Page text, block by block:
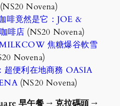
(NS20 Novena)
啡竟然是它：JOE &
啡店 (NS20 Novena)
焦糖爆谷軟雪
Novena)
超便利在地商務 OASIA
(NS20 Novena)
早午餐 → 克拉碼頭→